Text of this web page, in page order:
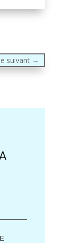
suivant →